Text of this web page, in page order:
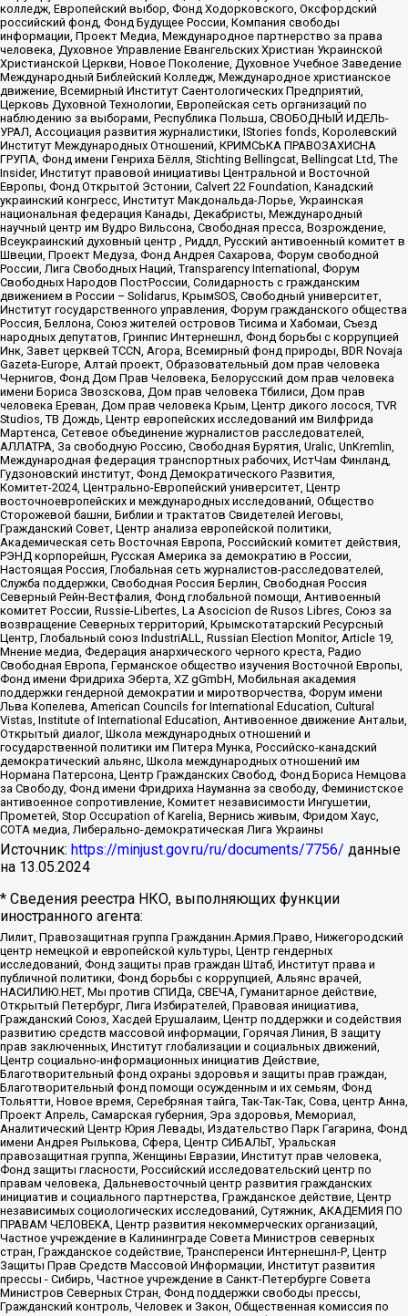
колледж, Европейский выбор, Фонд Ходорковского, Оксфордский
российский фонд, Фонд Будущее России, Компания свободы
информации, Проект Медиа, Международное партнерство за права
человека, Духовное Управление Евангельских Христиан Украинской
Христианской Церкви, Новое Поколение, Духовное Учебное Заведение
Международный Библейский Колледж, Международное христианское
движение, Всемирный Институт Саентологических Предприятий,
Церковь Духовной Технологии, Европейская сеть организаций по
наблюдению за выборами, Республика Польша, СВОБОДНЫЙ ИДЕЛЬ-
УРАЛ, Ассоциация развития журналистики, IStories fonds, Королевский
Институт Международных Отношений, КРИМСЬКА ПРАВОЗАХИСНА
ГРУПА, Фонд имени Генриха Бёлля, Stichting Bellingcat, Bellingcat Ltd, The
Insider, Институт правовой инициативы Центральной и Восточной
Европы, Фонд Открытой Эстонии, Calvert 22 Foundation, Канадский
украинский конгресс, Институт Макдональда-Лорье, Украинская
национальная федерация Канады, Декабристы, Международный
научный центр им Вудро Вильсона, Свободная пресса, Возрождение,
Всеукраинский духовный центр , Риддл, Русский антивоенный комитет в
Швеции, Проект Медуза, Фонд Андрея Сахарова, Форум свободной
России, Лига Свободных Наций, Transparеncy International, Форум
Свободных Народов ПостРоссии, Солидарность с гражданским
движением в России – Solidarus, КрымSOS, Свободный университет,
Институт государственного управления, Форум гражданского общества
Россия, Беллона, Союз жителей островов Тисима и Хабомаи, Съезд
народных депутатов, Гринпис Интернешнл, Фонд борьбы с коррупцией
Инк, Завет церквей TCCN, Агора, Всемирный фонд природы, BDR Novaja
Gazeta-Europe, Алтай проект, Образовательный дом прав человека
Чернигов, Фонд Дом Прав Человека, Белорусский дом прав человека
имени Бориса Звозскова, Дом прав человека Тбилиси, Дом прав
человека Ереван, Дом прав человека Крым, Центр дикого лосося, TVR
Studios, ТВ Дождь, Центр европейских исследований им Вилфрида
Мартенса, Сетевое объединение журналистов расследователей,
АЛЛАТРА, За свободную Россию, Свободная Бурятия, Uralic, UnKremlin,
Международная федерация транспортных рабочих, ИстЧам Финланд,
Гудзоновский институт, Фонд Демократического Развития,
Комитет-2024, Центрально-Европейский университет, Центр
восточноевропейских и международных исследований, Общество
Сторожевой башни, Библии и трактатов Свидетелей Иеговы,
Гражданский Совет, Центр анализа европейской политики,
Академическая сеть Восточная Европа, Российский комитет действия,
РЭНД корпорейшн, Русская Америка за демократию в России,
Настоящая Россия, Глобальная сеть журналистов-расследователей,
Служба поддержки, Свободная Россия Берлин, Свободная Россия
Северный Рейн-Вестфалия, Фонд глобальной помощи, Антивоенный
комитет России, Russie-Libertes, La Asocicion de Rusos Libres, Союз за
возвращение Северных территорий, Крымскотатарский Ресурсный
Центр, Глобальный союз IndustriALL, Russian Election Monitor, Article 19,
Мнение медиа, Федерация анархического черного креста, Радио
Свободная Европа, Германское общество изучения Восточной Европы,
Фонд имени Фридриха Эберта, XZ gGmbH, Мобильная академия
поддержки гендерной демократии и миротворчества, Форум имени
Льва Копелева, American Councils for International Education, Cultural
Vistas, Institute of International Education, Антивоенное движение Антальи,
Открытый диалог, Школа международных отношений и
государственной политики им Питера Мунка, Российско-канадский
демократический альянс, Школа международных отношений им
Нормана Патерсона, Центр Гражданских Свобод, Фонд Бориса Немцова
за Свободу, Фонд имени Фридриха Науманна за свободу, Феминистское
антивоенное сопротивление, Комитет независимости Ингушетии,
Прометей, Stop Occupation of Karelia, Вернись живым, Фридом Хаус,
СОТА медиа, Либерально-демократическая Лига Украины
Источник: https://minjust.gov.ru/ru/documents/7756/ данные
на 13.05.2024
* Сведения реестра НКО, выполняющих функции
иностранного агента:
Лилит, Правозащитная группа Гражданин.Армия.Право, Нижегородский
центр немецкой и европейской культуры, Центр гендерных
исследований, Фонд защиты прав граждан Штаб, Институт права и
публичной политики, Фонд борьбы с коррупцией, Альянс врачей,
НАСИЛИЮ.НЕТ, Мы против СПИДа, СВЕЧА, Гуманитарное действие,
Открытый Петербург, Лига Избирателей, Правовая инициатива,
Гражданский Союз, Хасдей Ерушалаим, Центр поддержки и содействия
развитию средств массовой информации, Горячая Линия, В защиту
прав заключенных, Институт глобализации и социальных движений,
Центр социально-информационных инициатив Действие,
Благотворительный фонд охраны здоровья и защиты прав граждан,
Благотворительный фонд помощи осужденным и их семьям, Фонд
Тольятти, Новое время, Серебряная тайга, Так-Так-Так, Сова, центр Анна,
Проект Апрель, Самарская губерния, Эра здоровья, Мемориал,
Аналитический Центр Юрия Левады, Издательство Парк Гагарина, Фонд
имени Андрея Рылькова, Сфера, Центр СИБАЛЬТ, Уральская
правозащитная группа, Женщины Евразии, Институт прав человека,
Фонд защиты гласности, Российский исследовательский центр по
правам человека, Дальневосточный центр развития гражданских
инициатив и социального партнерства, Гражданское действие, Центр
независимых социологических исследований, Сутяжник, АКАДЕМИЯ ПО
ПРАВАМ ЧЕЛОВЕКА, Центр развития некоммерческих организаций,
Частное учреждение в Калининграде Совета Министров северных
стран, Гражданское содействие, Трансперенси Интернешнл-Р, Центр
Защиты Прав Средств Массовой Информации, Институт развития
прессы - Сибирь, Частное учреждение в Санкт-Петербурге Совета
Министров Северных Стран, Фонд поддержки свободы прессы,
Гражданский контроль, Человек и Закон, Общественная комиссия по